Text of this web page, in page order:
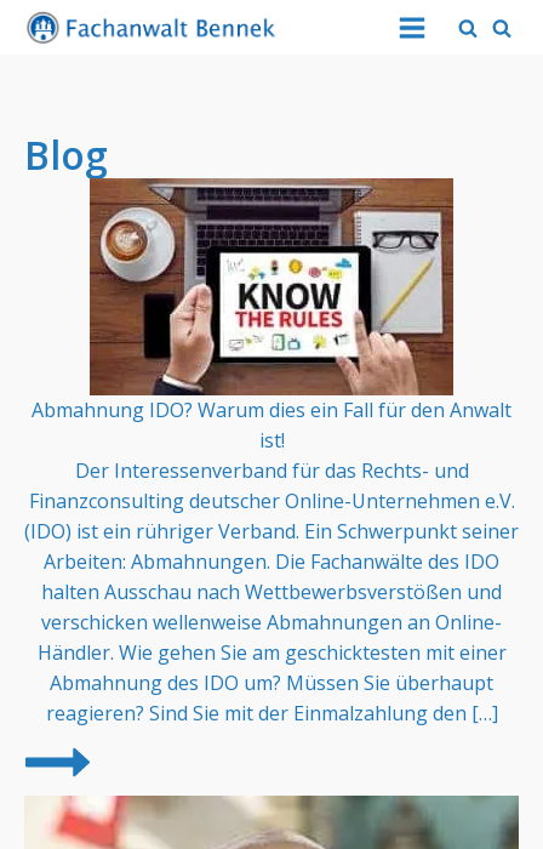
Blog
Abmahnung IDO? Warum dies ein Fall für den Anwalt
ist!
Der Interessenverband für das Rechts- und
Finanzconsulting deutscher Online-Unternehmen e.V.
(IDO) ist ein rühriger Verband. Ein Schwerpunkt seiner
Arbeiten: Abmahnungen. Die Fachanwälte des IDO
halten Ausschau nach Wettbewerbsverstößen und
verschicken wellenweise Abmahnungen an Online-
Händler. Wie gehen Sie am geschicktesten mit einer
Abmahnung des IDO um? Müssen Sie überhaupt
reagieren? Sind Sie mit der Einmalzahlung den […]